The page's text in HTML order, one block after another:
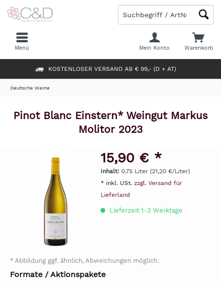
KOSTENLOSER VERSAND AB € 99,- (D + AT)
Warenkorb
Mein Konto
Menü
Deutsche Weine
Pinot Blanc Einstern* Weingut Markus
Molitor 2023
15,90 € *
Inhalt: 0.75 Liter (21,20 €/Liter)
* inkl. USt. zzgl. Versand für
Lieferland
Lieferzeit 1-3 Werktage
* Abbildung ggf. ähnlich, Abweichungen möglich.
Formate / Aktionspakete